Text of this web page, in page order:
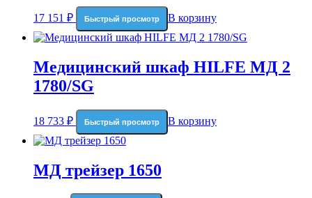
17 151 ₽ Быстрый просмотр В корзину
Медицинский шкаф HILFE МД 2
1780/SG
18 733 ₽ Быстрый просмотр В корзину
МД трейзер 1650